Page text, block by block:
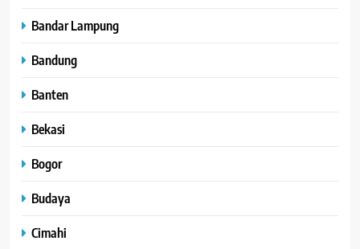
Bandar Lampung
Bandung
Banten
Bekasi
Bogor
Budaya
Cimahi